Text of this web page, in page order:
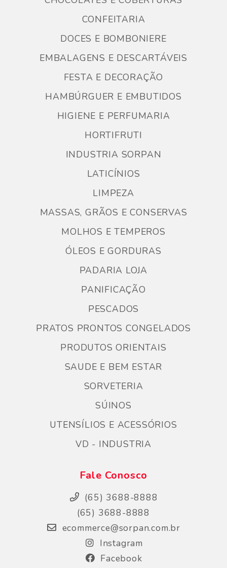
CONFEITARIA
DOCES E BOMBONIERE
EMBALAGENS E DESCARTÁVEIS
FESTA E DECORAÇÃO
HAMBÚRGUER E EMBUTIDOS
HIGIENE E PERFUMARIA
HORTIFRUTI
INDUSTRIA SORPAN
LATICÍNIOS
LIMPEZA
MASSAS, GRÃOS E CONSERVAS
MOLHOS E TEMPEROS
ÓLEOS E GORDURAS
PADARIA LOJA
PANIFICAÇÃO
PESCADOS
PRATOS PRONTOS CONGELADOS
PRODUTOS ORIENTAIS
SAUDE E BEM ESTAR
SORVETERIA
SÚINOS
UTENSÍLIOS E ACESSÓRIOS
VD - INDUSTRIA
Fale Conosco
(65) 3688-8888
(65) 3688-8888
ecommerce@sorpan.com.br
Instagram
Facebook